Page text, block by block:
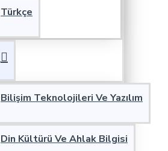
Türkçe
Bilişim Teknolojileri Ve Yazılım
Din Kültürü Ve Ahlak Bilgisi